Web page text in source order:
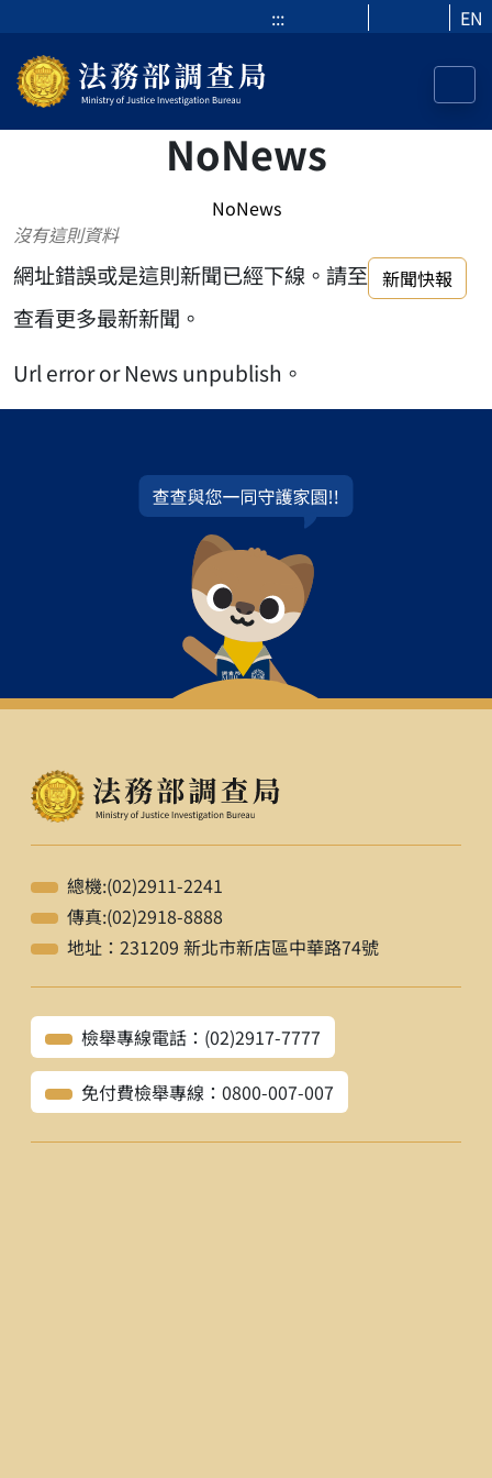
::: EN
NoNews
NoNews
沒有這則資料
網址錯誤或是這則新聞已經下線。請至 新聞快報
查看更多最新新聞。
Url error or News unpublish。
總機:(02)2911-2241
傳真:(02)2918-8888
地址：231209 新北市新店區中華路74號
檢舉專線電話：(02)2917-7777
免付費檢舉專線：0800-007-007